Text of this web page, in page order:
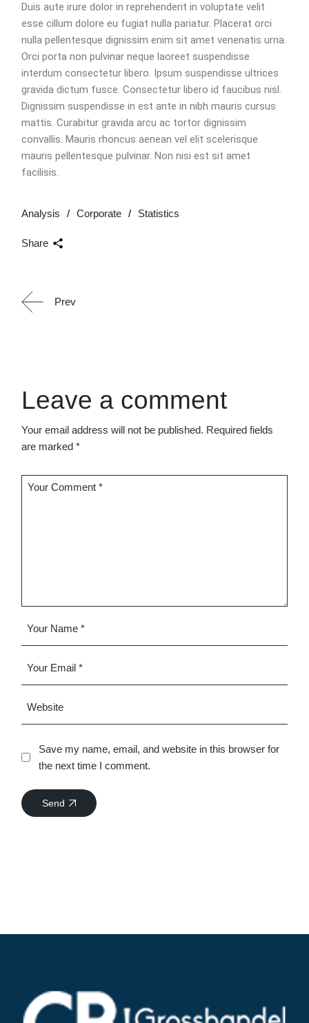
Duis aute irure dolor in reprehenderit in voluptate velit
esse cillum dolore eu fugiat nulla pariatur. Placerat orci
nulla pellentesque dignissim enim sit amet venenatis urna.
Orci porta non pulvinar neque laoreet suspendisse
interdum consectetur libero. Ipsum suspendisse ultrices
gravida dictum fusce. Consectetur libero id faucibus nisl.
Dignissim suspendisse in est ante in nibh mauris cursus
mattis. Curabitur gravida arcu ac tortor dignissim
convallis. Mauris rhoncus aenean vel elit scelerisque
mauris pellentesque pulvinar. Non nisi est sit amet
facilisis.
Analysis Corporate Statistics
Share
Prev
Leave a comment
Your email address will not be published. Required fields
are marked*
Save my name, email, and website in this browser for
the next time I comment.
Send